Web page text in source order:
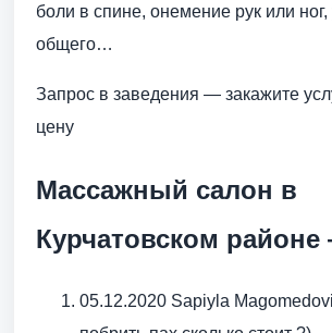
боли в спине, онемение рук или
общего…
Запрос в заведения — закажите
цену
Массажный салон в
Курчатовском
05.12.2020 Sapiyla